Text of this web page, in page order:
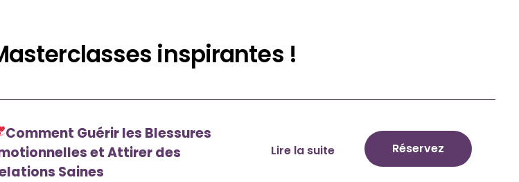
inspirantes !
Comment Guérir les Blessures
et Attirer des
Saines
Lire la suite Réservez